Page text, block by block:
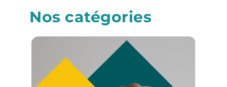
Nos catégories